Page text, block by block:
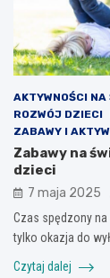
AKTYWNOŚCI NA
ROZWÓJ DZIECI
ZABAWY I
Zabawy na
dzieci
7 maja 2025
Czas spędzony
tylko okazja do
Czytaj dalej